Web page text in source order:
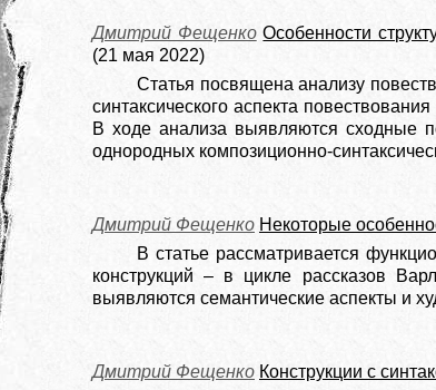
Дмитрий Фещенко Особенности
(21 мая 2022)
Статья посвящена анализу
синтаксического аспекта
В ходе анализа выявляются сходные
однородных композиционно-
Дмитрий Фещенко Некоторые
В статье рассматривается
конструкций – в цикле рассказов
выявляются семантические аспекты и
Дмитрий Фещенко Конструкции с